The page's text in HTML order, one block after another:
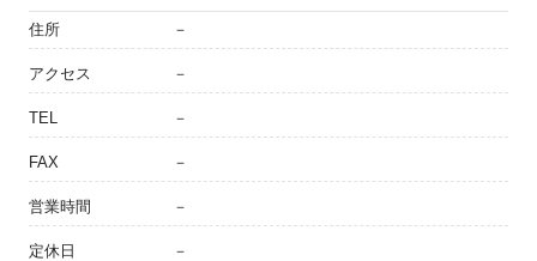
住所 －
アクセス －
TEL －
FAX －
営業時間 －
定休日 －